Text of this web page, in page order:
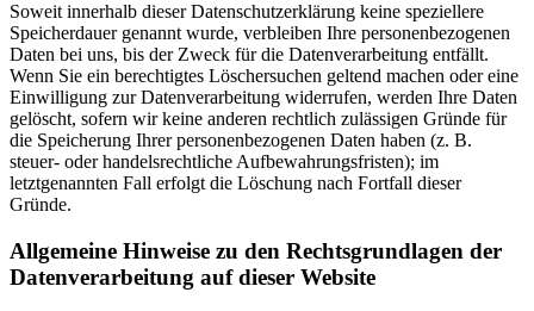
Soweit innerhalb dieser Datenschutzerklärung keine speziellere
Speicherdauer genannt wurde, verbleiben Ihre personenbezogenen
Daten bei uns, bis der Zweck für die Datenverarbeitung entfällt.
Wenn Sie ein berechtigtes Löschersuchen geltend machen oder eine
Einwilligung zur Datenverarbeitung widerrufen, werden Ihre Daten
gelöscht, sofern wir keine anderen rechtlich zulässigen Gründe für
die Speicherung Ihrer personenbezogenen Daten haben (z. B.
steuer- oder handelsrechtliche Aufbewahrungsfristen); im
letztgenannten Fall erfolgt die Löschung nach Fortfall dieser
Gründe.
Allgemeine Hinweise zu den Rechtsgrundlagen der
Datenverarbeitung auf dieser Website